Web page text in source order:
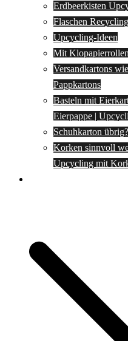
Erdbeerkisten
Flaschen
Upcycling-Ideen
Mit
Versandkartons
Pappkartons
Basteln mit
Eierpappe |
Schuhkarton
Korken sinnvoll
Upcycling mit